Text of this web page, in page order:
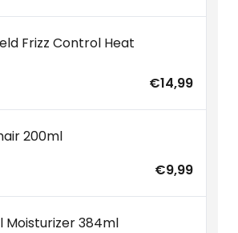
Frizz Control Heat
€14,99
200ml
€9,99
Moisturizer 384ml